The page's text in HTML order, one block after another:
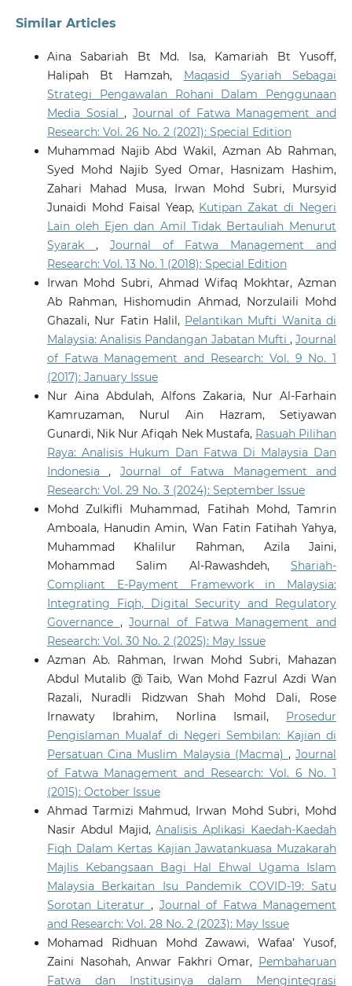
Similar Articles
Aina Sabariah Bt Md. Isa, Kamariah Bt Yusoff,
Halipah Bt Hamzah, Maqasid Syariah Sebagai
Strategi Pengawalan Rohani Dalam Penggunaan
Media Sosial, Journal of Fatwa Management and
Research: Vol. 26 No. 2 (2021): Special Edition
Muhammad Najib Abd Wakil, Azman Ab Rahman,
Syed Mohd Najib Syed Omar, Hasnizam Hashim,
Zahari Mahad Musa, Irwan Mohd Subri, Mursyid
Junaidi Mohd Faisal Yeap, Kutipan Zakat di Negeri
Lain oleh Ejen dan Amil Tidak Bertauliah Menurut
Syarak , Journal of Fatwa Management and
Research: Vol. 13 No. 1 (2018): Special Edition
Irwan Mohd Subri, Ahmad Wifaq Mokhtar, Azman
Ab Rahman, Hishomudin Ahmad, Norzulaili Mohd
Ghazali, Nur Fatin Halil, Pelantikan Mufti Wanita di
Malaysia: Analisis Pandangan Jabatan Mufti ,Journal
of Fatwa Management and Research: Vol. 9 No. 1
(2017): January Issue
Nur Aina Abdulah, Alfons Zakaria, Nur Al-Farhain
Kamruzaman, Nurul Ain Hazram, Setiyawan
Gunardi, Nik Nur Afiqah Nek Mustafa, Rasuah Pilihan
Raya: Analisis Hukum Dan Fatwa Di Malaysia Dan
Indonesia, Journal of Fatwa Management and
Research: Vol. 29 No. 3 (2024): September Issue
Mohd Zulkifli Muhammad, Fatihah Mohd, Tamrin
Amboala, Hanudin Amin, Wan Fatin Fatihah Yahya,
Muhammad Khalilur Rahman, Azila Jaini,
Mohammad Salim Al-Rawashdeh,Shariah-
Compliant E-Payment Framework in Malaysia:
Integrating Fiqh, Digital Security and Regulatory
Governance ,Journal of Fatwa Management and
Research: Vol. 30 No. 2 (2025): May Issue
Azman Ab. Rahman, Irwan Mohd Subri, Mahazan
Abdul Mutalib @ Taib, Wan Mohd Fazrul Azdi Wan
Razali, Nuradli Ridzwan Shah Mohd Dali, Rose
Irnawaty Ibrahim, Norlina Ismail, Prosedur
Pengislaman Mualaf di Negeri Sembilan: Kajian di
Persatuan Cina Muslim Malaysia (Macma) ,Journal
of Fatwa Management and Research: Vol. 6 No. 1
(2015): October Issue
Ahmad Tarmizi Mahmud, Irwan Mohd Subri, Mohd
Nasir Abdul Majid,Analisis Aplikasi Kaedah-Kaedah
Fiqh Dalam Kertas Kajian Jawatankuasa Muzakarah
Majlis Kebangsaan Bagi Hal Ehwal Ugama Islam
Malaysia Berkaitan Isu Pandemik COVID-19: Satu
Sorotan Literatur , Journal of Fatwa Management
and Research: Vol. 28 No. 2 (2023): May Issue
Mohamad Ridhuan Mohd Zawawi, Wafaa’ Yusof,
Zaini Nasohah, Anwar Fakhri Omar, Pembaharuan
Fatwa dan Institusinya dalam Mengintegrasi